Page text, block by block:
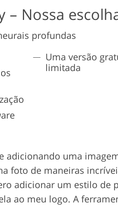
– Nossa
profundas
Uma versão
limitada
adicionando uma
foto de maneiras
adicionar um estilo de
ao meu logo. A